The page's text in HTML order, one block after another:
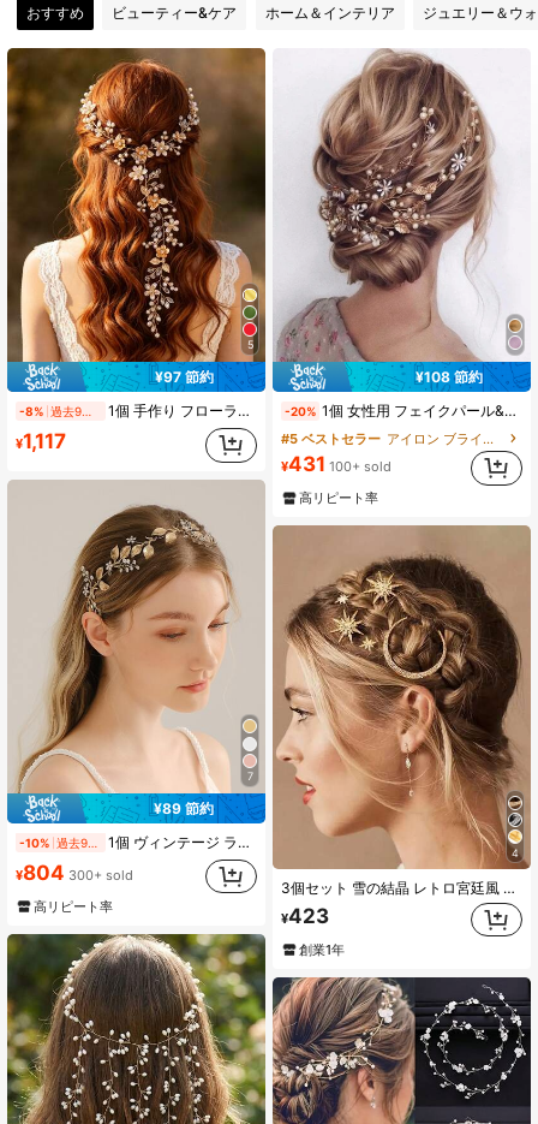
4.93 14K フォロワー
4.93 14K フォロワー
4.93 14K フォロワー
4.93 14K フォロワー
4.93 14K フォロワー
14K フォロワー
おすすめ ビューティー&ケア ホーム＆インテリア ジュエリー＆ウ
5
¥97 節約
-8% 1個 手作り フローラル編み込みヘッドピース 森ガール風 つるデザイン ロングヘアバンド ブライダル ウェディングアクセサリー
¥1,117
7
¥89 節約
-10% 1個 ヴィンテージ ラスティック ブライダルヘッドバンド、高級ハンドメイド編み込みキラキララインストーンヘアアクセサリー
¥804 300+ sold
高リピート率
¥108 節約
-20% 1個 女性用 フェイクパール&花 飾り ロマンチックな花嫁髪飾り、結婚式、エレガントなバレンタインデー
#5 ベストセラー
アイロン ブライダルヘッドウェア
¥431 100+ sold
高リピート率
4
3個セット 雪の結晶 レトロ宮廷風 ガラス製 ブライダルヘアピン、多用途 ブライダル 六角星ヘアアクセサリー
¥423
創業1年